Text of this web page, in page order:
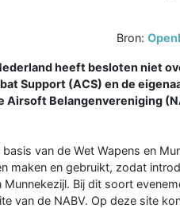
Bron:
heeft besloten niet
Support (ACS) en de
Airsoft Belangenvereniging
van de Wet Wapens en
maken en gebruikt, zodat
Bij dit soort
van de NABV. Op deze site